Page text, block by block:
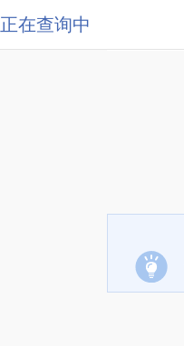
正在查询中